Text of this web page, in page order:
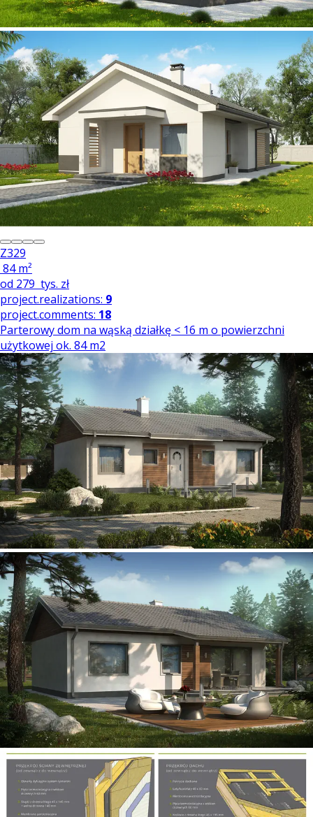
Z329
84 m²
od 279 tys. zł
project.realizations: 9
project.comments: 18
Parterowy dom na wąską działkę < 16 m o powierzchni
użytkowej ok. 84 m2